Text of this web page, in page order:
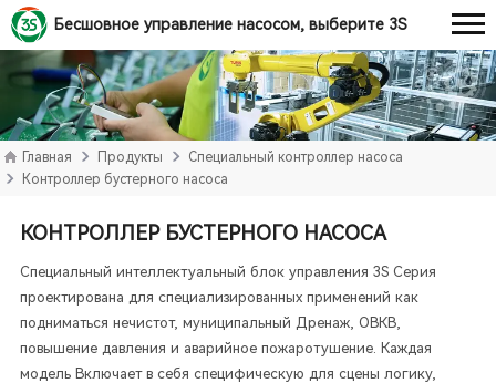
Бесшовное управление насосом, выберите 3S
Главная Продукты
Специальный контроллер насоса
Контроллер бустерного насоса
КОНТРОЛЛЕР БУСТЕРНОГО НАСОСА
Специальный интеллектуальный блок управления 3S Серия
проектирована для специализированных применений как
подниматься нечистот, муниципальный Дренаж, ОВКВ,
повышение давления и аварийное пожаротушение. Каждая
модель Включает в себя специфическую для сцены логику,